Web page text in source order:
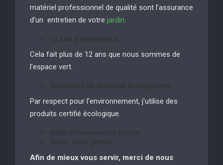
matériel professionnel de qualité sont l’assurance
d’un entretien de votre jardin.
Cela fait plus de 12 ans que nous sommes de
l’espace vert.
Par respect pour l’environnement, j’utilise des
produits certifié écologique.
Afin de mieux vous servir, merci de nous